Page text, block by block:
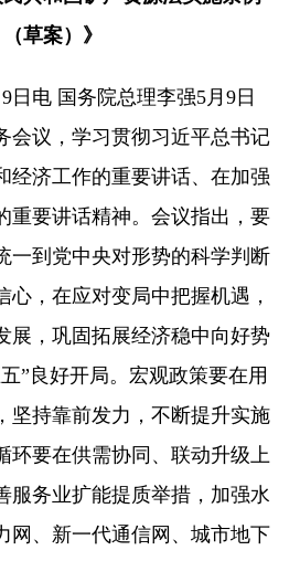
（草案）》
日电 国务院总理李强5月9日
会议，学习贯彻习近平总书记
经济工作的重要讲话、在加强
重要讲话精神。会议指出，要
一到党中央对形势的科学判断
心，在应对变局中把握机遇，
展，巩固拓展经济稳中向好势
”良好开局。宏观政策要在用
坚持靠前发力，不断提升实施
环要在供需协同、联动升级上
服务业扩能提质举措，加强水
网、新一代通信网、城市地下